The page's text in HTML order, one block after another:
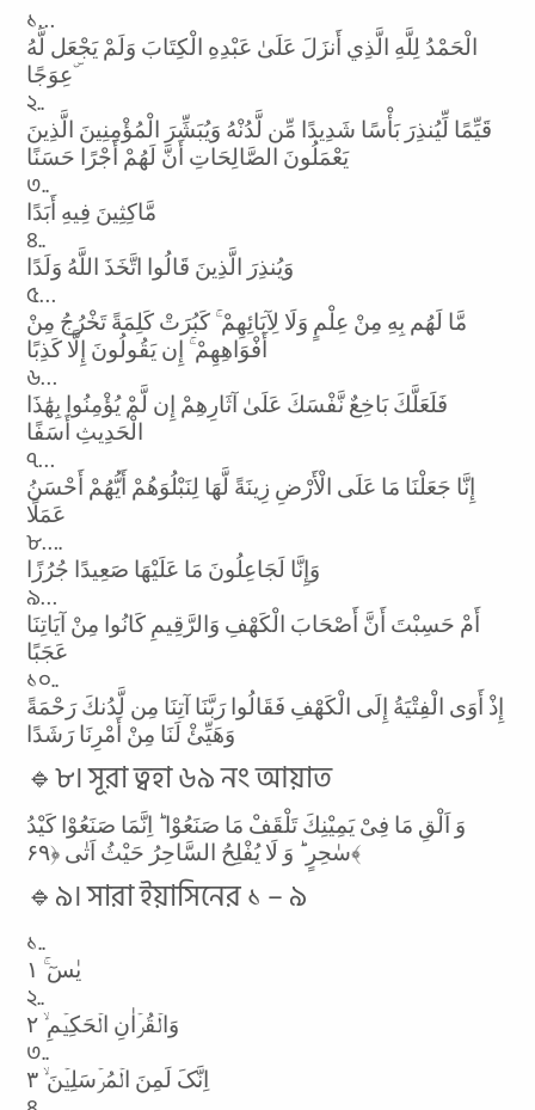
১…
الْحَمْدُ لِلَّهِ الَّذِي أَنزَلَ عَلَىٰ عَبْدِهِ الْكِتَابَ وَلَمْ يَجْعَل لَّهُ
عِوَجًا ۜ
২..
قَيِّمًا لِّيُنذِرَ بَأْسًا شَدِيدًا مِّن لَّدُنْهُ وَيُبَشِّرَ الْمُؤْمِنِينَ الَّذِينَ
يَعْمَلُونَ الصَّالِحَاتِ أَنَّ لَهُمْ أَجْرًا حَسَنًا
৩..
مَّاكِثِينَ فِيهِ أَبَدًا
৪..
وَيُنذِرَ الَّذِينَ قَالُوا اتَّخَذَ اللَّهُ وَلَدًا
৫…
مَّا لَهُم بِهِ مِنْ عِلْمٍ وَلَا لِآبَائِهِمْ ۚ كَبُرَتْ كَلِمَةً تَخْرُجُ مِنْ
أَفْوَاهِهِمْ ۚ إِن يَقُولُونَ إِلَّا كَذِبًا
৬…
فَلَعَلَّكَ بَاخِعٌ نَّفْسَكَ عَلَىٰ آثَارِهِمْ إِن لَّمْ يُؤْمِنُوا بِهَٰذَا
الْحَدِيثِ أَسَفًا
৭…
إِنَّا جَعَلْنَا مَا عَلَى الْأَرْضِ زِينَةً لَّهَا لِنَبْلُوَهُمْ أَيُّهُمْ أَحْسَنُ
عَمَلًا
৮….
وَإِنَّا لَجَاعِلُونَ مَا عَلَيْهَا صَعِيدًا جُرُزًا
৯…
أَمْ حَسِبْتَ أَنَّ أَصْحَابَ الْكَهْفِ وَالرَّقِيمِ كَانُوا مِنْ آيَاتِنَا
عَجَبًا
১০..
إِذْ أَوَى الْفِتْيَةُ إِلَى الْكَهْفِ فَقَالُوا رَبَّنَا آتِنَا مِن لَّدُنكَ رَحْمَةً
وَهَيِّئْ لَنَا مِنْ أَمْرِنَا رَشَدًا
🔹৮। সূরা ত্বহা ৬৯ নং আয়াত
وَ اَلْقِ مَا فِیْ یَمِیْنِكَ تَلْقَفْ مَا صَنَعُوْا ؕ اِنَّمَا صَنَعُوْا کَیْدُ
سٰحِرٍ ؕ وَ لَا یُفْلِحُ السَّاحِرُ حَیْثُ اَتٰی ﴿۶۹﴾
🔹৯। সারা ইয়াসিনের ১ – ৯
১..
یٰسٓ ۚ ١
২..
وَالۡقُرۡاٰنِ الۡحَکِیۡمِ ۙ ٢
৩..
اِنَّکَ لَمِنَ الۡمُرۡسَلِیۡنَ ۙ ٣